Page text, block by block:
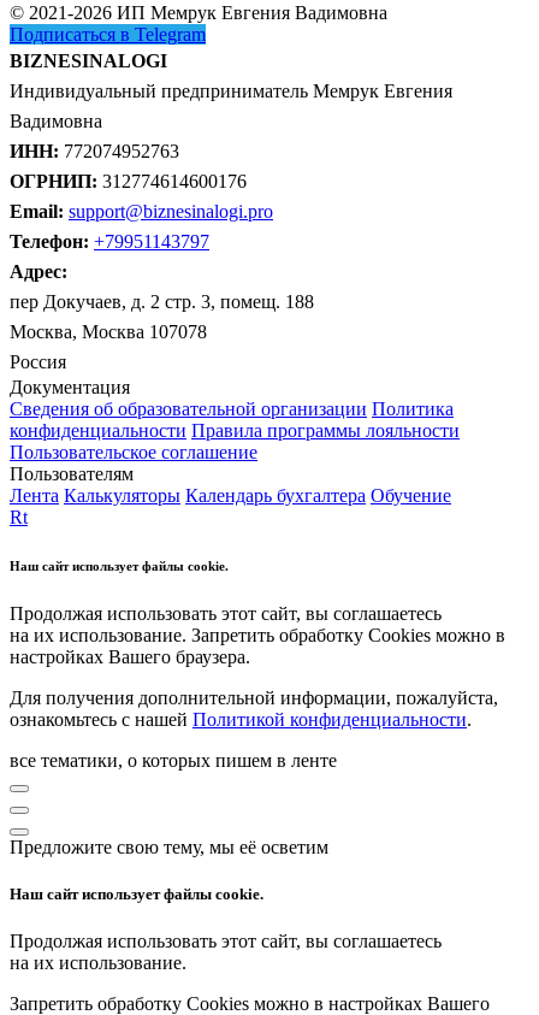
© 2021-2026 ИП Мемрук Евгения Вадимовна
Подписаться в Telegram
BIZNESINALOGI
Индивидуальный предприниматель Мемрук Евгения
Вадимовна
ИНН: 772074952763
ОГРНИП: 312774614600176
Email: support@biznesinalogi.pro
Телефон: +79951143797
Адрес:
пер Докучаев, д. 2 стр. 3, помещ. 188
Москва, Москва 107078
Россия
Документация
Сведения об образовательной организации Политика
конфиденциальности Правила программы лояльности
Пользовательское соглашение
Пользователям
Лента Калькуляторы Календарь бухгалтера Обучение
Rt
Наш сайт использует файлы cookie.
Продолжая использовать этот сайт, вы соглашаетесь
на их использование. Запретить обработку Cookies можно в
настройках Вашего браузера.
Для получения дополнительной информации, пожалуйста,
ознакомьтесь с нашей Политикой конфиденциальности.
все тематики, о которых пишем в ленте
Предложите свою тему, мы её осветим
Наш сайт использует файлы cookie.
Продолжая использовать этот сайт, вы соглашаетесь
на их использование.
Запретить обработку Cookies можно в настройках Вашего